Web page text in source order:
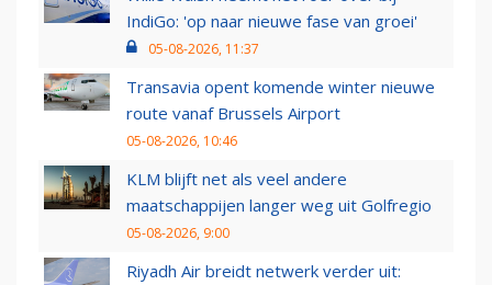
IndiGo: 'op naar nieuwe fase van groei'
05-08-2026, 11:37
Transavia opent komende winter nieuwe
route vanaf Brussels Airport
05-08-2026, 10:46
KLM blijft net als veel andere
maatschappijen langer weg uit Golfregio
05-08-2026, 9:00
Riyadh Air breidt netwerk verder uit: